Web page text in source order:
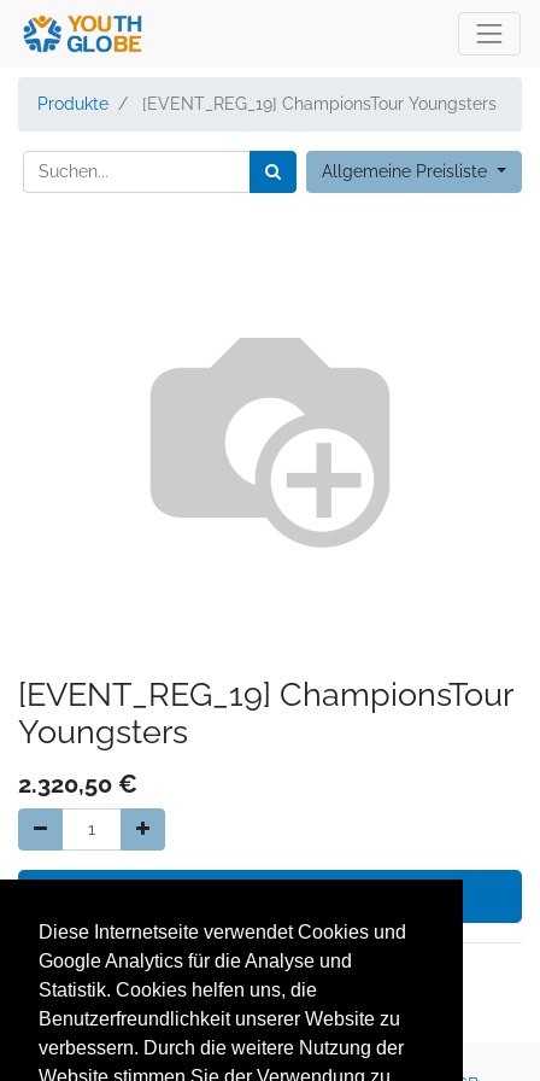
Diese Internetseite verwendet Cookies und
Google Analytics für die Analyse und
Statistik. Cookies helfen uns, die
Benutzerfreundlichkeit unserer Website zu
verbessern. Durch die weitere Nutzung der
Produkte [EVENT_REG_19] ChampionsTour Youngsters
Allgemeine Preisliste
[EVENT_REG_19] ChampionsTour
Youngsters
2.320,50 €
14 Tage Geld zurück Garantie
kostenloser Versand in Deutschland